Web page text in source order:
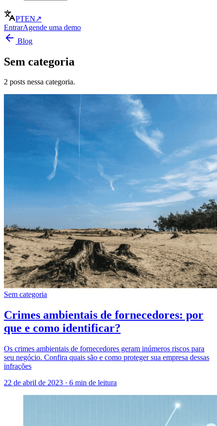
PTEN↗
EntrarAgende uma demo
Blog
Sem categoria
2 posts nessa categoria.
Sem categoria
Crimes ambientais de fornecedores: por
que e como identificar?
Os crimes ambientais de fornecedores geram inúmeros riscos para
seu negócio. Confira quais são e como proteger sua empresa dessas
infrações
22 de abril de 2023 · 6 min de leitura